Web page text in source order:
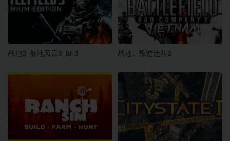
战地3_战地风云3_BF3 战地：叛逆连队2